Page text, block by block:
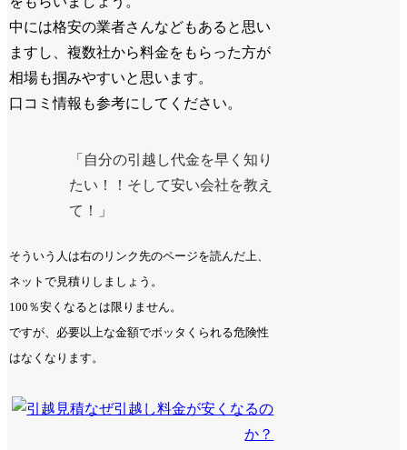
中には格安の業者さんなどもあると思い
ますし、複数社から料金をもらった方が
相場も掴みやすいと思います。
口コミ情報も参考にしてください。
「自分の引越し代金を早く知り
たい！！そして安い会社を教え
て！」
そういう人は右のリンク先のページを読んだ上、
ネットで見積りしましょう。
100％安くなるとは限りません。
ですが、必要以上な金額でボッタくられる危険性
はなくなります。
なぜ引越し料金が安くなるの
か？